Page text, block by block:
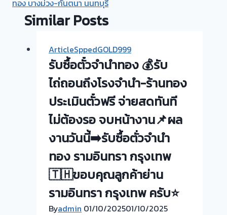
ทอง บางม่วง-กันตนา นนทบุรี
Similar Posts
ArticleSppedGOLD999
รับซื้อตั๋วจำนำทอง 💰รับ
ไถ่ถอนถึงโรงจำนำ-ร้านทอง
ประเมินตั๋วฟรี จ่ายสดทันที
ไม่ต้องรอ จบหน้างาน📌ผล
งานวันนี้➡️รับซื้อตั่วจำนำ
ทอง รามอินทรา กรุงเทพ
🇹🇭ขอบคุณลูกค้าย่าน
รามอินทรา กรุงเทพ ครับ⭐
Byadmin 01/10/202501/10/2025